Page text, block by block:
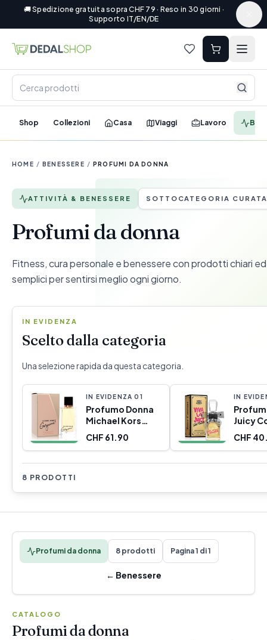
🚚 Spedizione gratuita sopra CHF 79 · Reso in 30 giorni ·
Supporto IT/EN/DE
Shop Collezioni Casa Viaggi Lavoro
HOME / BENESSERE / PROFUMI DA DONNA
ATTIVITÀ & BENESSERE SOTTOCATEGORIA
Profumi da donna
Fitness, cura personale e benessere con prodotti chiari
semplici per sentirsi meglio ogni giorno.
IN EVIDENZA
Scelto dalla categoria
Una selezione rapida da questa categoria.
IN EVIDENZA 0 1
Profumo Donna
Michael Kors
Gorgeous! EDP
100 ml
CHF 61.90
IN
Juicy
GOLD
EDP
CHF
8 PRODOTTI
Profumi da donna 8 prodotti Pagina 1 di 1
← Benessere
CATALOGO
Profumi da donna